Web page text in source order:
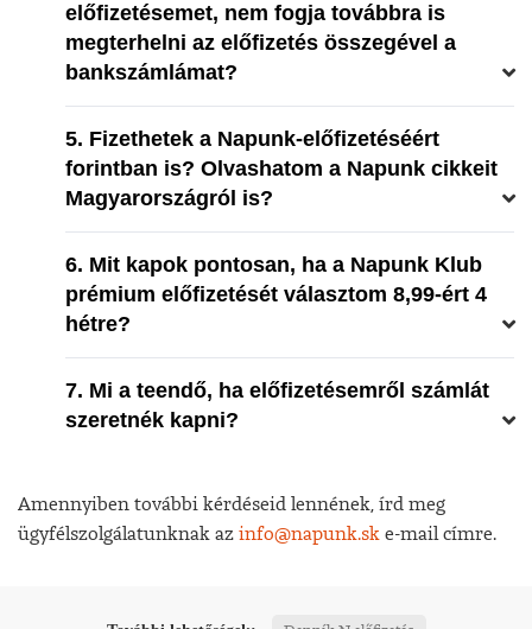
előfizetésemet, nem fogja továbbra is
megterhelni az előfizetés összegével a
bankszámlámat?
5. Fizethetek a Napunk-előfizetéséért
forintban is? Olvashatom a Napunk cikkeit
Magyarországról is?
6. Mit kapok pontosan, ha a Napunk Klub
prémium előfizetését választom 8,99-ért 4
hétre?
7. Mi a teendő, ha előfizetésemről számlát
szeretnék kapni?
Amennyiben további kérdéseid lennének, írd meg
ügyfélszolgálatunknak azinfo@napunk.ske-mail címre.